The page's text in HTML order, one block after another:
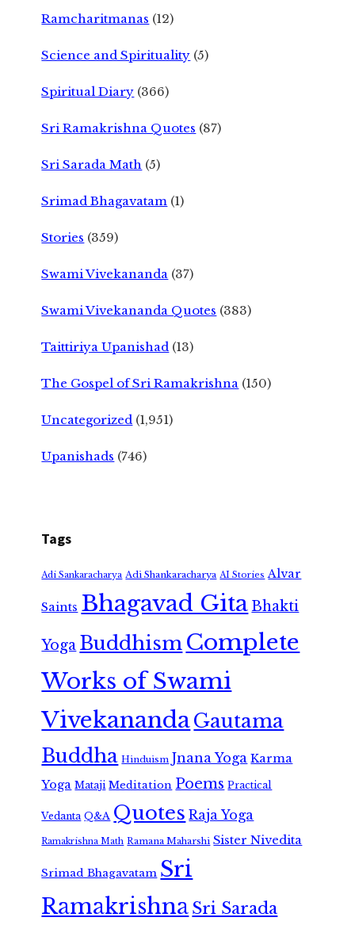
Ramcharitmanas (12)
Science and Spirituality (5)
Spiritual Diary (366)
Sri Ramakrishna Quotes (87)
Sri Sarada Math (5)
Srimad Bhagavatam (1)
Stories (359)
Swami Vivekananda (37)
Swami Vivekananda Quotes (383)
Taittiriya Upanishad (13)
The Gospel of Sri Ramakrishna (150)
Uncategorized (1,951)
Upanishads (746)
Tags
Adi Sankaracharya Adi Shankaracharya AI Stories Alvar
Saints Bhagavad GitaBhakti
Yoga Buddhism Complete
Works of Swami
VivekanandaGautama
Buddha Hinduism Jnana Yoga Karma
Yoga Mataji Meditation Poems Practical
Vedanta Q&A Quotes Raja Yoga
Ramakrishna Math Ramana Maharshi Sister Nivedita
Srimad Bhagavatam Sri
RamakrishnaSri Sarada